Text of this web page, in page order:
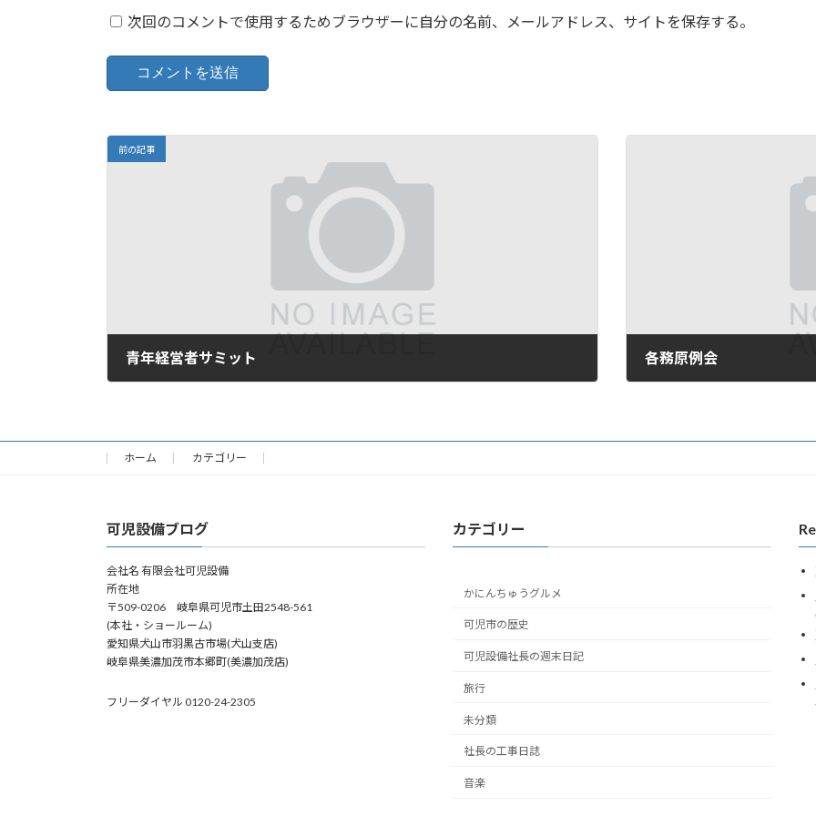
次回のコメントで使用するためブラウザーに自分の名前、メールアドレス、サイトを保存する。
前の記事
青年経営者サミット 各務原例会
ホーム カテゴリー
可児設備ブログ
会社名 有限会社可児設備
所在地
〒509-0206 岐阜県可児市土田2548-561
(本社・ショールーム)
愛知県犬山市羽黒古市場(犬山支店)
岐阜県美濃加茂市本郷町(美濃加茂店)
フリーダイヤル 0120-24-2305
カテゴリー
かにんちゅうグルメ
可児市の歴史
可児設備社長の週末日記
旅行
未分類
社長の工事日誌
音楽